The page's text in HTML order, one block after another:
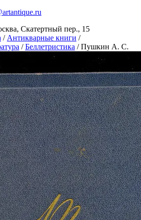
Скатертный пер., 15
/ Антикварные книги /
/ Беллетристика / Пушкин А. С.